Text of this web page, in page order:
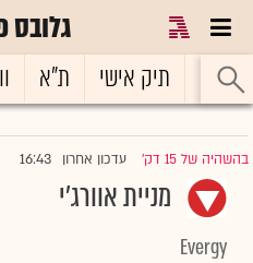
גלובס
ראשי תיק אישי ת"א
בהשהיה של 15 דק' |עדכון אחרון 16:43
מניית אוורג'י
Evergy